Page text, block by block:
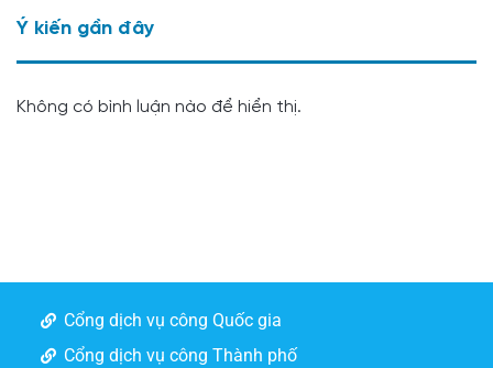
Ý kiến ​​gần đây
Không có bình luận nào để hiển thị.
Cổng dịch vụ công Quốc gia
Cổng dịch vụ công Thành phố